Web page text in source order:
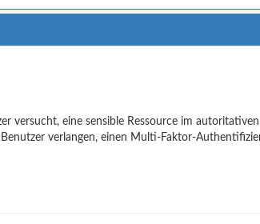
versucht, eine sensible Ressource im
verlangen, einen Multi-Faktor-